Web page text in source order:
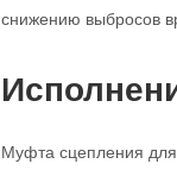
снижению выбросов
Муфта сцепления для